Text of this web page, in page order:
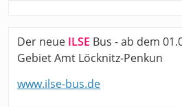
Der neue ILSE Bus - ab dem
Gebiet Amt Löcknitz-Penkun
www.ilse-bus.de